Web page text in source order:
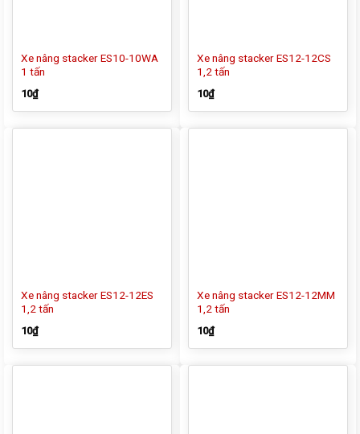
Xe nâng stacker ES10-10WA
1 tấn
10₫
Xe nâng stacker ES12-12CS
1,2 tấn
10₫
Xe nâng stacker ES12-12ES
1,2 tấn
10₫
Xe nâng stacker ES12-12MM
1,2 tấn
10₫